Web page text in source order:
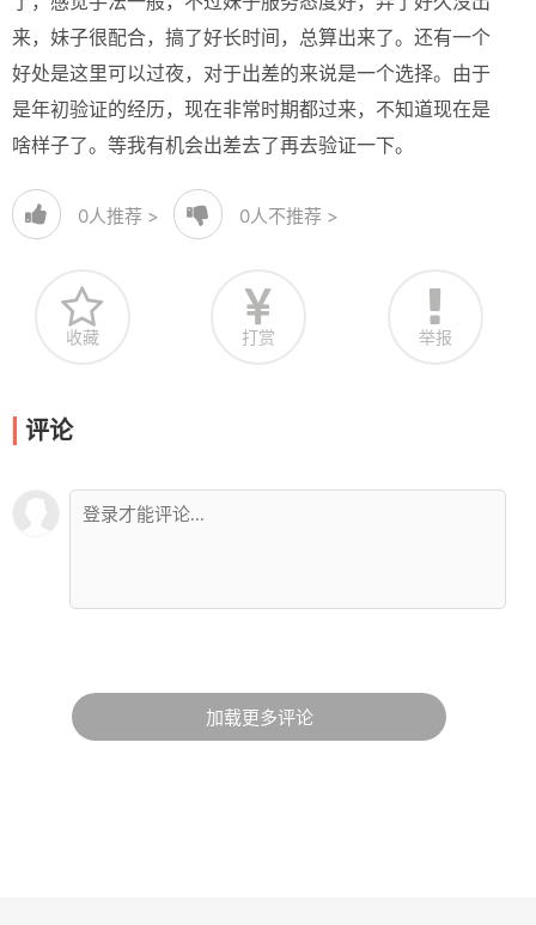
来，妹子很配合，搞了好长时间，总算出来了。还有一个
好处是这里可以过夜，对于出差的来说是一个选择。由于
是年初验证的经历，现在非常时期都过来，不知道现在是
啥样子了。等我有机会出差去了再去验证一下。
0人推荐 > 0人不推荐 >
收藏 打赏 举报
评论
加载更多评论